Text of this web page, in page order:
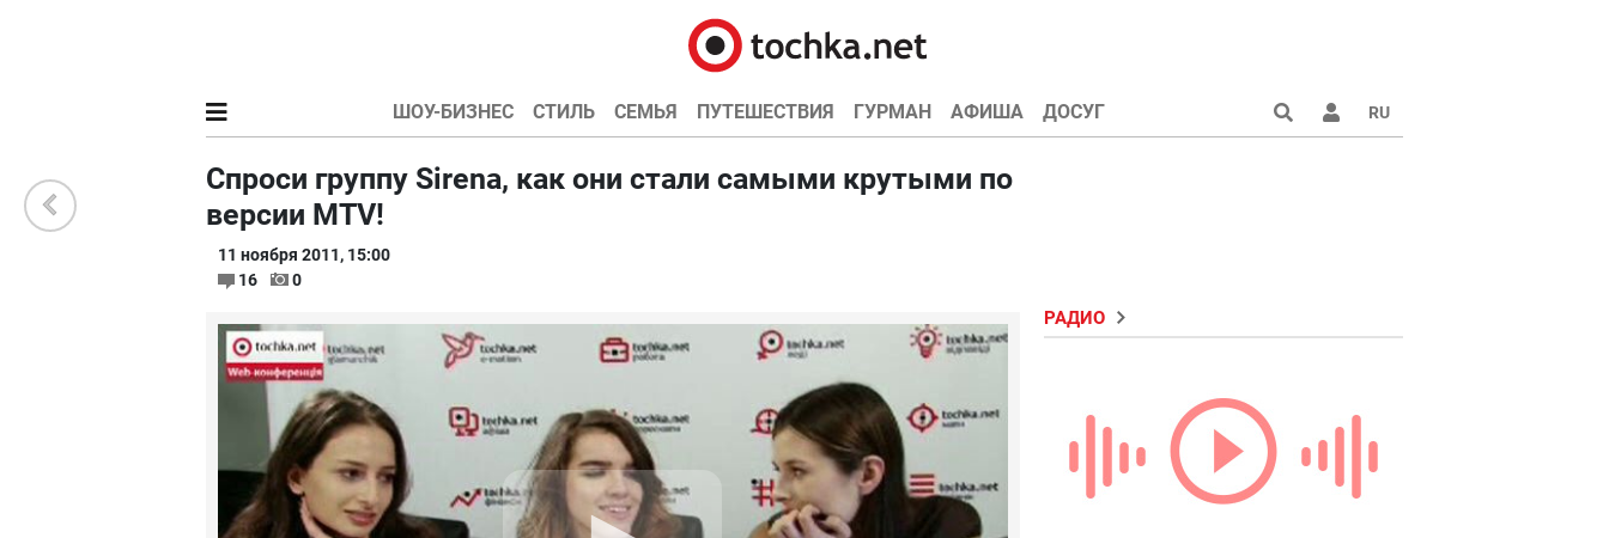
ШОУ-БИЗНЕС СТИЛЬ СЕМЬЯ ПУТЕШЕСТВИЯ ГУРМАН АФИША ДОСУГ RU
Спроси группу Sirena, как они стали самыми крутыми по
версии MTV!
11 ноября 2011, 15:00
16
0
РАДИО